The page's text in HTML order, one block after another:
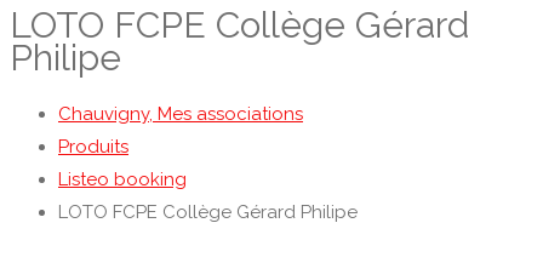
LOTO FCPE Collège Gérard
Philipe
Chauvigny, Mes associations
Produits
Listeo booking
LOTO FCPE Collège Gérard Philipe